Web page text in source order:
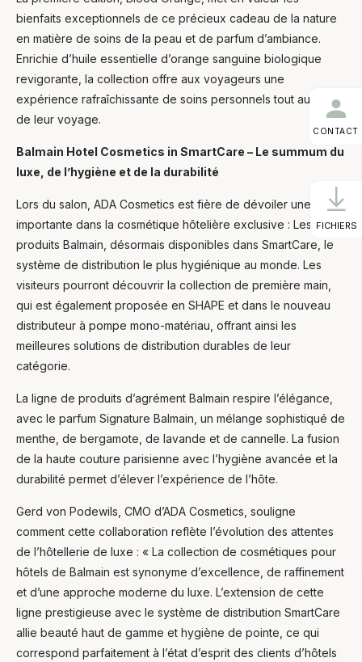
bienfaits exceptionnels de ce précieux cadeau de la nature
en matière de soins de la peau et de parfum d’ambiance.
Enrichie d’huile essentielle d’orange sanguine biologique
revigorante, la collection offre aux voyageurs une
expérience rafraîchissante de soins personnels tout au long
de leur voyage.
Balmain Hotel Cosmetics in SmartCare – Le summum du
luxe, de l’hygiène et de la durabilité
Lors du salon, ADA Cosmetics est fière de dévoiler une étape
importante dans la cosmétique hôtelière exclusive : Les
produits Balmain, désormais disponibles dans SmartCare, le
système de distribution le plus hygiénique au monde. Les
visiteurs pourront découvrir la collection de première main,
qui est également proposée en SHAPE et dans le nouveau
distributeur à pompe mono-matériau, offrant ainsi les
meilleures solutions de distribution durables de leur
catégorie.
La ligne de produits d’agrément Balmain respire l’élégance,
avec le parfum Signature Balmain, un mélange sophistiqué de
menthe, de bergamote, de lavande et de cannelle. La fusion
de la haute couture parisienne avec l’hygiène avancée et la
durabilité permet d’élever l’expérience de l’hôte.
Gerd von Podewils, CMO d’ADA Cosmetics, souligne
comment cette collaboration reflète l’évolution des attentes
de l’hôtellerie de luxe : « La collection de cosmétiques pour
hôtels de Balmain est synonyme d’excellence, de raffinement
et d’une approche moderne du luxe. L’extension de cette
ligne prestigieuse avec le système de distribution SmartCare
allie beauté haut de gamme et hygiène de pointe, ce qui
correspond parfaitement à l’état d’esprit des clients d’hôtels
CONTACT
FICHIERS